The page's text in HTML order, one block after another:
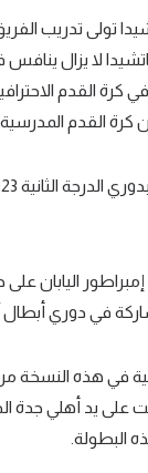
تولى تدريب
ماتشيدا لا يزال
في كرة القدم
القدم المدرسية
اليابان
في دوري أبطال
في هذه النسخة
على يد أهلي
البطولة.